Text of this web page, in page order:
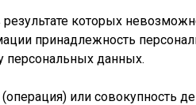
которых
принадлежность
персональных данных.
или совокупность